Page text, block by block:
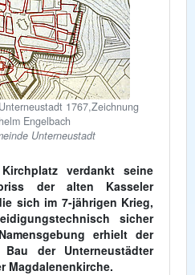
1767,Zeichnung
Engelbach
Unterneustadt
verdankt seine
der alten Kasseler
sich im 7-jährigen Krieg,
sicher
erhielt der
der Unterneustädter
Magdalenenkirche.